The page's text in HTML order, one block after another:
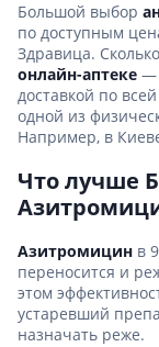
Большой выбор
по доступным
Здравица.
онлайн-аптеке —
доставкой по
одной из
Например, в
Что лучше
Азитромицин в
переносится и
этом
устаревший
назначать реже.